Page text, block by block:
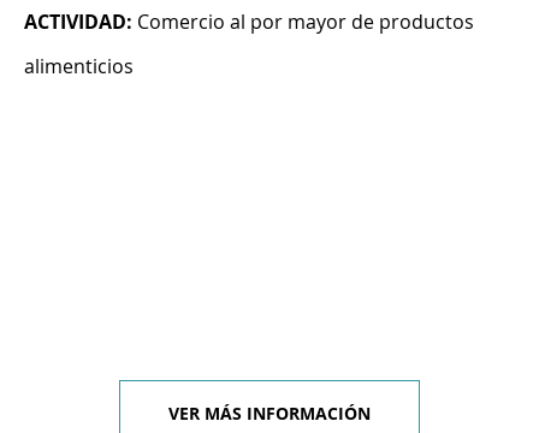
ACTIVIDAD: Comercio al por mayor de productos
alimenticios
VER MÁS INFORMACIÓN